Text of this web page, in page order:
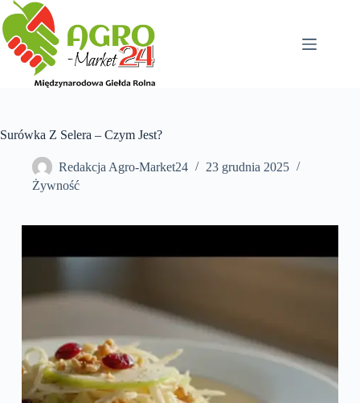
Przejdź
do
treści
Surówka Z Selera – Czym Jest?
Redakcja Agro-Market24
23 grudnia 2025
Żywność